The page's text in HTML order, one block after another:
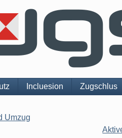
Incluesion Zugschlus
Umzug